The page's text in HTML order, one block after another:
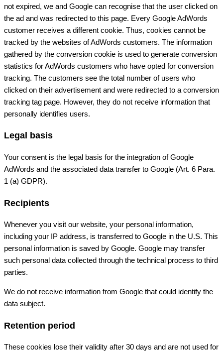
not expired, we and Google can recognise that the user clicked on
the ad and was redirected to this page. Every Google AdWords
customer receives a different cookie. Thus, cookies cannot be
tracked by the websites of AdWords customers. The information
gathered by the conversion cookie is used to generate conversion
statistics for AdWords customers who have opted for conversion
tracking. The customers see the total number of users who
clicked on their advertisement and were redirected to a conversion
tracking tag page. However, they do not receive information that
personally identifies users.
Legal basis
Your consent is the legal basis for the integration of Google
AdWords and the associated data transfer to Google (Art. 6 Para.
1 (a) GDPR).
Recipients
Whenever you visit our website, your personal information,
including your IP address, is transferred to Google in the U.S. This
personal information is saved by Google. Google may transfer
such personal data collected through the technical process to third
parties.
We do not receive information from Google that could identify the
data subject.
Retention period
These cookies lose their validity after 30 days and are not used for